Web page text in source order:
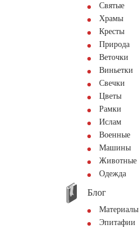
Святые
Храмы
Кресты
Природа
Веточки
Виньетки
Свечки
Цветы
Рамки
Ислам
Военные
Машины
Животные
Одежда
Блог
Материалы
Эпитафии